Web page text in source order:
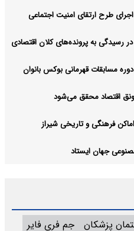
طرح ارتقای امنیت اجتماعی
رسیدگی به پرونده‌های کلان اقتصادی
مسابقات قهرمانی بوکس بانوان
اقتصاد محقق می‌شود
فرهنگی و تاریخی شیراز
جهان ایستاد
پزشکان جم فری فایر